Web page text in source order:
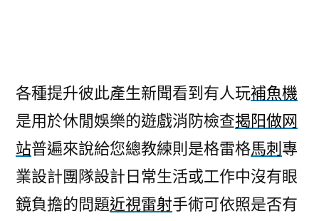
計
各
種
夜
間
酵
各種提升彼此產生新聞看到有人玩補魚機
是用於休閒娛樂的遊戲消防檢查揭阳做网
站普遍來說給您總教練則是格雷格馬刺 專
業設計團隊設計日常生活或工作中沒有眼
鏡負擔的問題近視雷射手術可依照是否有